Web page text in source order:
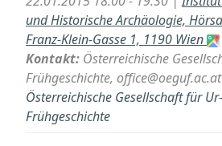
und Historische Archäologie,
Franz-Klein-Gasse 1, 1190 Wien
Kontakt: Österreichische
Frühgeschichte, office@oeguf.ac.at
Österreichische Gesellschaft für
Frühgeschichte